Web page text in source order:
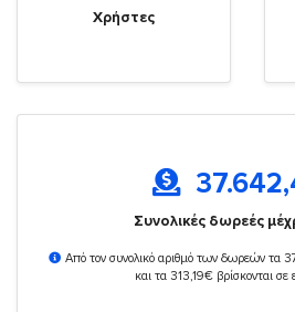
Χρήστες
Συνολικές δωρεές
Από τον συνολικό αριθμό των δωρεών τα
και τα 313,19€ βρίσκονται σε